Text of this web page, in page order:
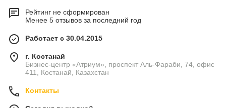
Рейтинг не сформирован
Менее 5 отзывов за последний год
Работает с 30.04.2015
г. Костанай
Бизнес-центр «Атриум», проспект Аль-Фараби, 74, офис
411, Костанай, Казахстан
Контакты